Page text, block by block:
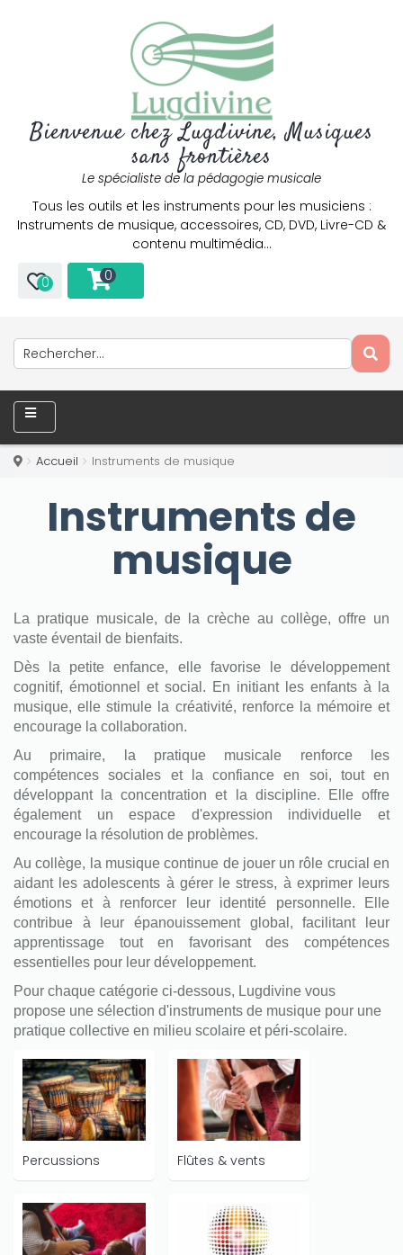
Bienvenue chez Lugdivine, Musiques
sans frontières
Le spécialiste de la pédagogie musicale
Tous les outils et les instruments pour les musiciens :
Instruments de musique, accessoires, CD, DVD, Livre-CD &
contenu multimédia…
0 0
Accueil Instruments de musique
Instruments de
musique
La pratique musicale, de la crèche au collège, offre un
vaste éventail de bienfaits.
Dès la petite enfance, elle favorise le développement
cognitif, émotionnel et social. En initiant les enfants à la
musique, elle stimule la créativité, renforce la mémoire et
encourage la collaboration.
Au primaire, la pratique musicale renforce les
compétences sociales et la confiance en soi, tout en
développant la concentration et la discipline. Elle offre
également un espace d'expression individuelle et
encourage la résolution de problèmes.
Au collège, la musique continue de jouer un rôle crucial en
aidant les adolescents à gérer le stress, à exprimer leurs
émotions et à renforcer leur identité personnelle. Elle
contribue à leur épanouissement global, facilitant leur
apprentissage tout en favorisant des compétences
essentielles pour leur développement.
Pour chaque catégorie ci-dessous, Lugdivine vous
propose une sélection d'instruments de musique pour une
pratique collective en milieu scolaire et péri-scolaire.
Percussions Flûtes & vents